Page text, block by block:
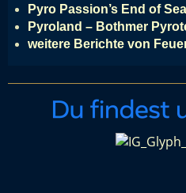
Pyro Passion’s End of
Pyroland – Bothmer
weitere Berichte von